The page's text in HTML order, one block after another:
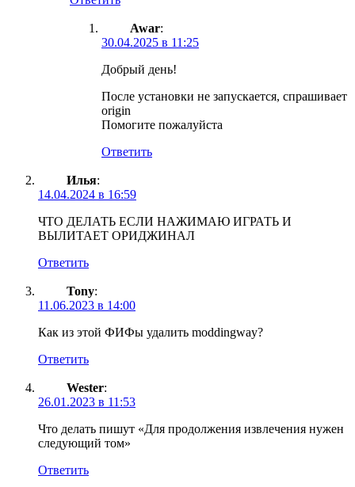
Awar:
30.04.2025 в 11:25
Добрый день!
После установки не запускается, спрашивает
origin
Помогите пожалуйста
Ответить
Илья:
14.04.2024 в 16:59
ЧТО ДЕЛАТЬ ЕСЛИ НАЖИМАЮ ИГРАТЬ И
ВЫЛИТАЕТ ОРИДЖИНАЛ
Ответить
Tony:
11.06.2023 в 14:00
Как из этой ФИФы удалить moddingway?
Ответить
Wester:
26.01.2023 в 11:53
Что делать пишут «Для продолжения извлечения нужен
следующий том»
Ответить